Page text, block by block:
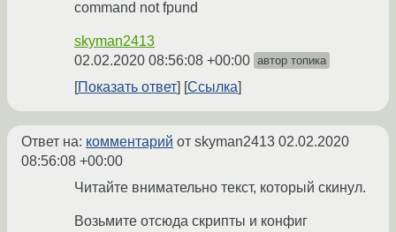
command not fpund
skyman2413
02.02.2020 08:56:08 +00:00 автор топика
Показать ответ Ссылка
Ответ на: комментарий от skyman2413 02.02.2020
08:56:08 +00:00
Читайте внимательно текст, который скинул.
Возьмите отсюда скрипты и конфиг